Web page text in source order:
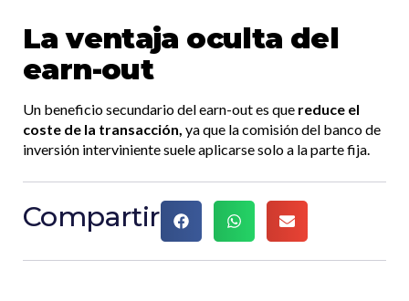
La ventaja oculta del
earn-out
Un beneficio secundario del earn-out es que reduce el
coste de la transacción, ya que la comisión del banco de
inversión interviniente suele aplicarse solo a la parte fija.
Compartir